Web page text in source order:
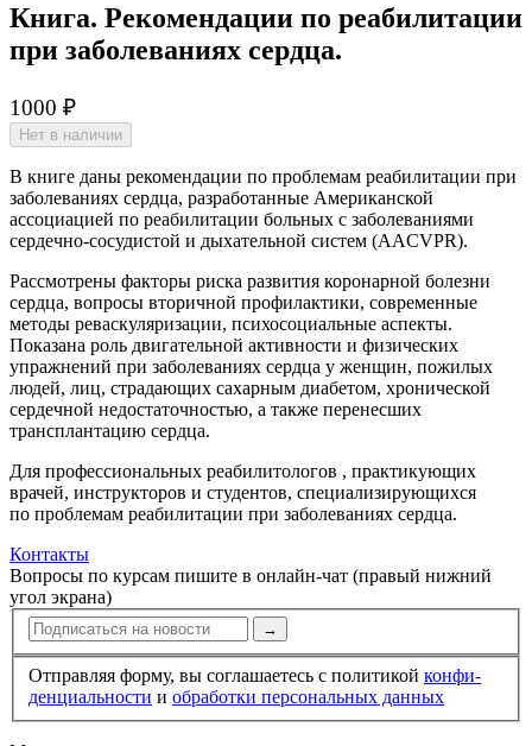
Книга. Рекомендации по реабилитации
при заболева­ниях сердца.
1000 ₽
Нет в наличии
В книге даны рекомендации по проблемам реабилитации при
заболева­ниях сердца, разработан­ные Американской
ассоциацией по реабилитации больных с заболева­ниями
сердечно-сосудистой и дыхательной систем (AACVPR).
Рассмотрены факторы риска развития коронарной болезни
сердца, вопросы вторичной профилак­тики, современные
методы реваскуляризации, психосоциальные аспек­ты.
Показана роль двигательной активности и физических
упражнений при заболева­ниях сердца у женщин, пожилых
людей, лиц, страдающих сахарным диабетом, хронической
сердечной недостаточ­ностью, а также перенесших
трансплантацию сердца.
Для профессиональных реабилитологов , практикующих
врачей, инструкторов и студентов, спе­циализирующихся
по проблемам реабилитации при заболева­ниях сердца.
Контакты
Вопросы по курсам пишите в онлайн-чат (правый нижний
угол экрана)
→
Отправляя форму, вы соглашаетесь с политикой конфи­
ден­циальности и обработки персональных данных